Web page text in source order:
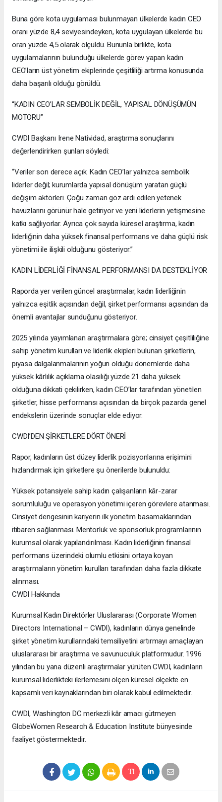
Buna göre kota uygulaması bulunmayan ülkelerde kadın CEO
oranı yüzde 8,4 seviyesindeyken, kota uygulayan ülkelerde bu
oran yüzde 4,5 olarak ölçüldü. Bununla birlikte, kota
uygulamalarının bulunduğu ülkelerde görev yapan kadın
CEO’ların üst yönetim ekiplerinde çeşitliliği artırma konusunda
daha başarılı olduğu görüldü.
“KADIN CEO’LAR SEMBOLİK DEĞİL, YAPISAL DÖNÜŞÜMÜN
MOTORU”
CWDI Başkanı Irene Natividad, araştırma sonuçlarını
değerlendirirken şunları söyledi:
“Veriler son derece açık. Kadın CEO’lar yalnızca sembolik
liderler değil; kurumlarda yapısal dönüşüm yaratan güçlü
değişim aktörleri. Çoğu zaman göz ardı edilen yetenek
havuzlarını görünür hale getiriyor ve yeni liderlerin yetişmesine
katkı sağlıyorlar. Ayrıca çok sayıda küresel araştırma, kadın
liderliğinin daha yüksek finansal performans ve daha güçlü risk
yönetimi ile ilişkili olduğunu gösteriyor.”
KADIN LİDERLİĞİ FİNANSAL PERFORMANSI DA DESTEKLİYOR
Raporda yer verilen güncel araştırmalar, kadın liderliğinin
yalnızca eşitlik açısından değil, şirket performansı açısından da
önemli avantajlar sunduğunu gösteriyor.
2025 yılında yayımlanan araştırmalara göre; cinsiyet çeşitliliğine
sahip yönetim kurulları ve liderlik ekipleri bulunan şirketlerin,
piyasa dalgalanmalarının yoğun olduğu dönemlerde daha
yüksek kârlılık açıklama olasılığı yüzde 21 daha yüksek
olduğuna dikkati çekilirken, kadın CEO’lar tarafından yönetilen
şirketler, hisse performansı açısından da birçok pazarda genel
endekslerin üzerinde sonuçlar elde ediyor.
CWDI’DEN ŞİRKETLERE DÖRT ÖNERİ
Rapor, kadınların üst düzey liderlik pozisyonlarına erişimini
hızlandırmak için şirketlere şu önerilerde bulunuldu:
Yüksek potansiyele sahip kadın çalışanların kâr-zarar
sorumluluğu ve operasyon yönetimi içeren görevlere atanması.
Cinsiyet dengesinin kariyerin ilk yönetim basamaklarından
itibaren sağlanması. Mentorluk ve sponsorluk programlarının
kurumsal olarak yapılandırılması. Kadın liderliğinin finansal
performans üzerindeki olumlu etkisini ortaya koyan
araştırmaların yönetim kurulları tarafından daha fazla dikkate
alınması.
CWDI Hakkında
Kurumsal Kadın Direktörler Uluslararası (Corporate Women
Directors International – CWDI), kadınların dünya genelinde
şirket yönetim kurullarındaki temsiliyetini artırmayı amaçlayan
uluslararası bir araştırma ve savunuculuk platformudur. 1996
yılından bu yana düzenli araştırmalar yürüten CWDI, kadınların
kurumsal liderlikteki ilerlemesini ölçen küresel ölçekte en
kapsamlı veri kaynaklarından biri olarak kabul edilmektedir.
CWDI, Washington DC merkezli kâr amacı gütmeyen
GlobeWomen Research & Education Institute bünyesinde
faaliyet göstermektedir.